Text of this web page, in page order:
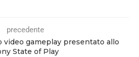
precedente
video gameplay presentato allo
State of Play